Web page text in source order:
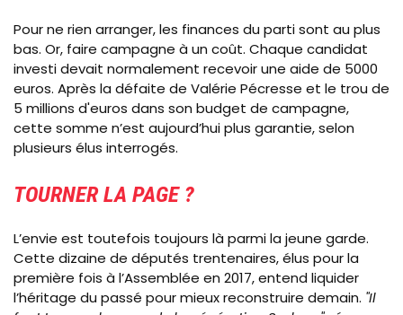
Pour ne rien arranger, les finances du parti sont au plus
bas. Or, faire campagne à un coût. Chaque candidat
investi devait normalement recevoir une aide de 5000
euros. Après la défaite de Valérie Pécresse et le trou de
5 millions d'euros dans son budget de campagne,
cette somme n’est aujourd’hui plus garantie, selon
plusieurs élus interrogés.
TOURNER LA PAGE ?
L’envie est toutefois toujours là parmi la jeune garde.
Cette dizaine de députés trentenaires, élus pour la
première fois à l’Assemblée en 2017, entend liquider
l’héritage du passé pour mieux reconstruire demain. "Il